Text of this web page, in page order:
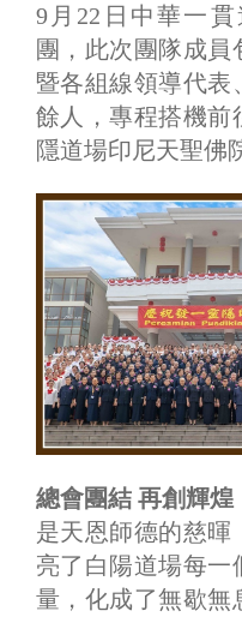
9月22日中華一
團，此次團隊成員
暨各組線領導代表
餘人，專程搭機前
隱道場印尼天聖佛
總會團結 再創輝煌
是天恩師德的慈暉
亮了白陽道場每一
量，化成了無歇無